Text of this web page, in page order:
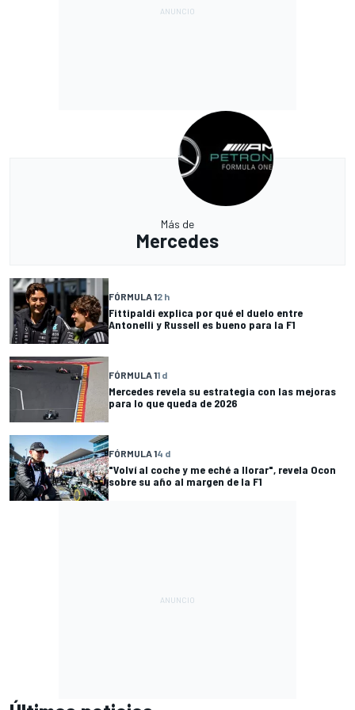
Más de
Mercedes
FÓRMULA 12 h
Fittipaldi explica por qué el duelo entre
Antonelli y Russell es bueno para la F1
FÓRMULA 11 d
Mercedes revela su estrategia con las mejoras
para lo que queda de 2026
FÓRMULA 14 d
"Volví al coche y me eché a llorar", revela Ocon
sobre su año al margen de la F1